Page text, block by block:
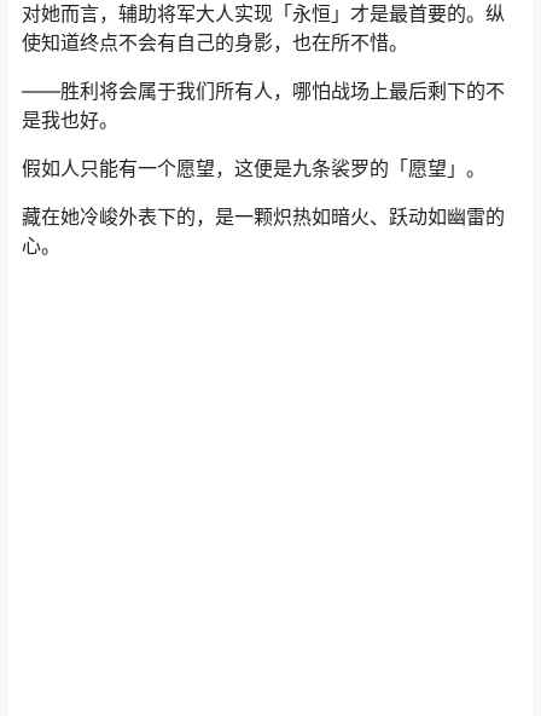
对她而言，辅助将军大人实现「永恒」才是最首要的。纵
使知道终点不会有自己的身影，也在所不惜。
——胜利将会属于我们所有人，哪怕战场上最后剩下的不
是我也好。
假如人只能有一个愿望，这便是九条裟罗的「愿望」。
藏在她冷峻外表下的，是一颗炽热如暗火、跃动如幽雷的
心。